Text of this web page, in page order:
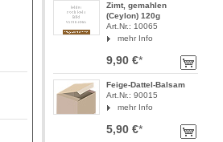
Zimt, gemahlen
(Ceylon) 120g
Art.Nr.: 10065
mehr Info
9,90 €*
Feige-Dattel-Balsam
Art.Nr.: 90015
mehr Info
5,90 €*